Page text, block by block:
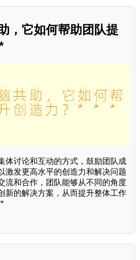
，它如何帮助团队提
体讨论和互动的方式，鼓励团队成
激发更高水平的创造力和解决问题
流和合作，团队能够从不同的角度
新的解决方案，从而提升整体工作